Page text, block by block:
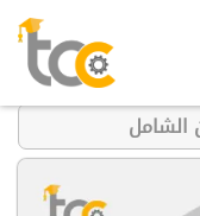
الشامل